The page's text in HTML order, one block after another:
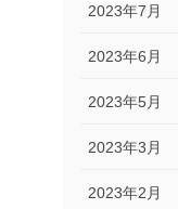
2023年7月
2023年6月
2023年5月
2023年3月
2023年2月